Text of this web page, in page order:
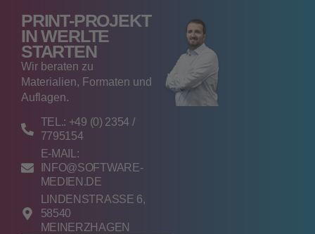
PRINT-PROJEKT
IN WERLTE
STARTEN
Wir beraten zu
Materialien, Formaten und
Auflagen.
TEL.: +49 (0) 2354 /
7795154
E-MAIL:
INFO@SOFTWARE-
MEDIEN.DE
LINDENSTRASSE 6, 5
8540 M
EINERZHAGEN